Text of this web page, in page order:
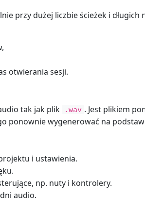
przy dużej liczbie ścieżek i
otwierania sesji.
tak jak plik .wav . Jest plikiem
ponownie wygenerować na
i ustawienia.
np. nuty i kontrolery.
audio.